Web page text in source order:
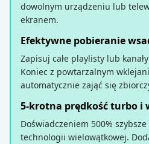
dowolnym urządzeniu lub
ekranem.
Efektywne pobieranie
Zapisuj całe playlisty lub
Koniec z powtarzalnym
automatycznie zająć się
5-krotna prędkość turbo i
Doświadczeniem 500%
technologii wielowątkowej.